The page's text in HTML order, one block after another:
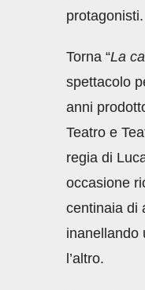
protagonisti.
Torna “La
spettacolo
anni
Teatro e
regia di
occasione
centinaia di
inanellando
l’altro.